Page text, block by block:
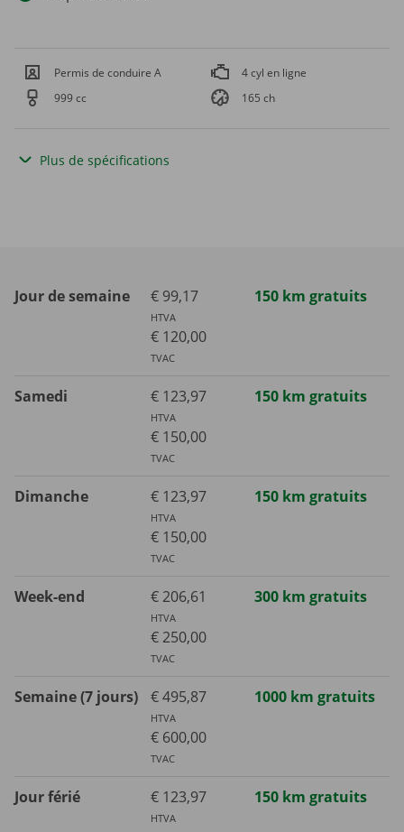
Permis de conduire A
4 cyl en ligne
999 cc
165 ch
Plus de spécifications
Jour de semaine € 99,17
HTVA
€ 120,00
TVAC
150 km gratuits
Samedi € 123,97
HTVA
€ 150,00
TVAC
150 km gratuits
Dimanche € 123,97
HTVA
€ 150,00
TVAC
150 km gratuits
Week-end € 206,61
HTVA
€ 250,00
TVAC
300 km gratuits
Semaine (7 jours) € 495,87
HTVA
€ 600,00
TVAC
1000 km gratuits
Jour férié € 123,97
HTVA
150 km gratuits